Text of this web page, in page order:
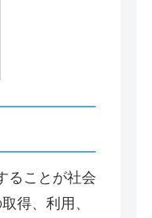
ることが社会
得、利用、